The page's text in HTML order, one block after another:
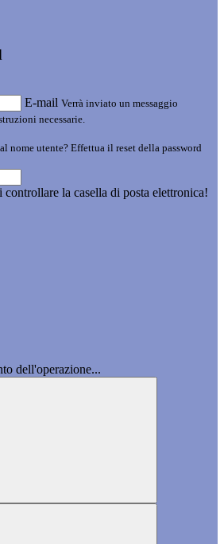
E-mail Verrà inviato un messaggio
necessarie.
nome utente? Effettua il reset della password
la casella di posta elettronica!
dell'operazione...